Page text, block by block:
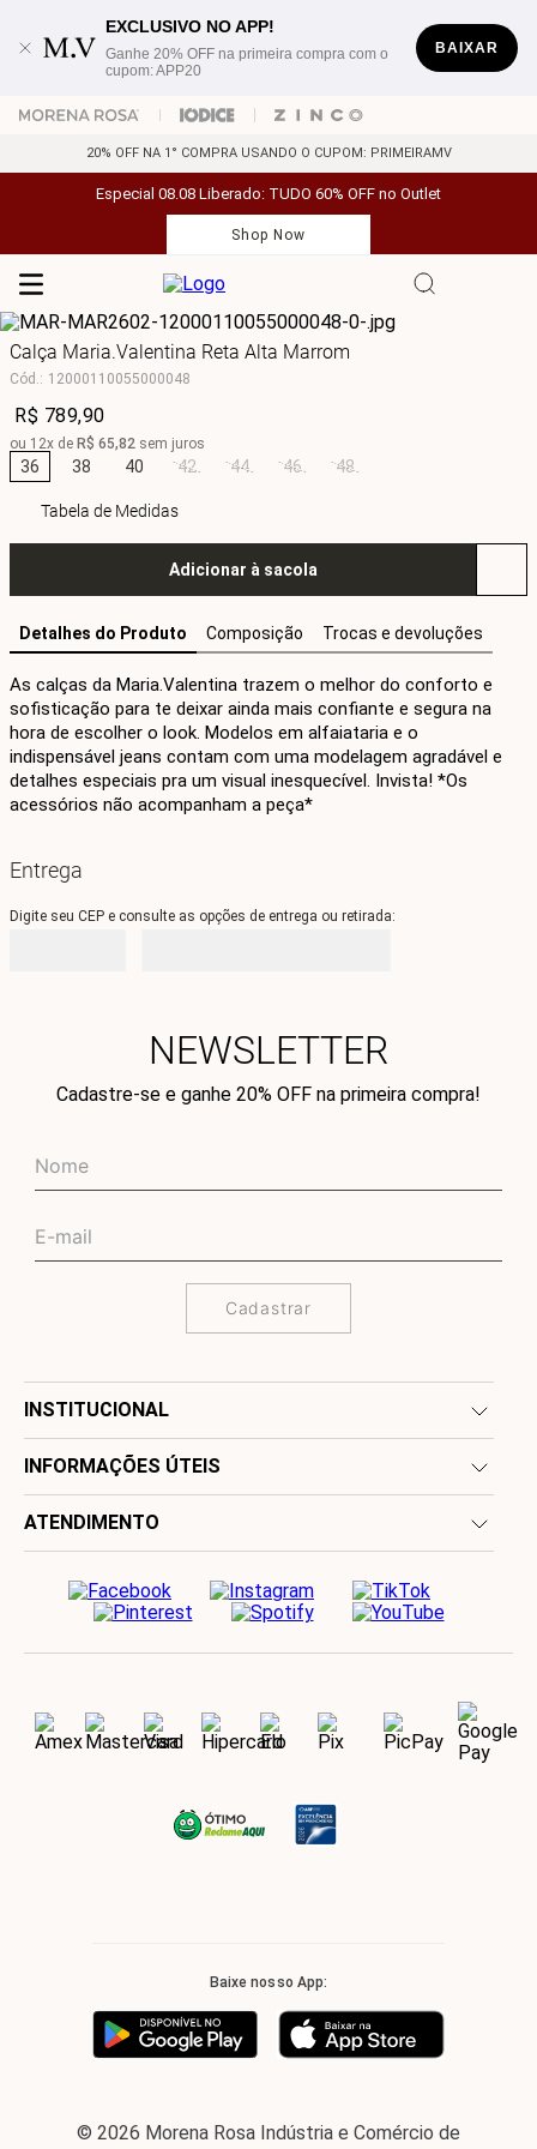
EXCLUSIVO NO APP!
Ganhe 20% OFF na primeira compra com o
cupom: APP20
BAIXAR
20% OFF NA 1° COMPRA USANDO O CUPOM: PRIMEIRAMV
Especial 08.08 Liberado: TUDO 60% OFF no Outlet
Shop Now
Calça Maria.Valentina Reta Alta Marrom
Cód.: 12000110055000048
R$ 789,90
ou 12x de R$ 65,82 sem juros
36 38 40 42 44 46 48
Tabela de Medidas
Adicionar à sacola
Detalhes do Produto Composição Trocas e devoluções
As calças da Maria.Valentina trazem o melhor do conforto e
sofisticação para te deixar ainda mais confiante e segura na
hora de escolher o look. Modelos em alfaiataria e o
indispensável jeans contam com uma modelagem agradável e
detalhes especiais pra um visual inesquecível. Invista! *Os
acessórios não acompanham a peça*
Entrega
Digite seu CEP e consulte as opções de entrega ou retirada:
NEWSLETTER
Cadastre-se e ganhe 20% OFF na primeira compra!
Cadastrar
INSTITUCIONAL
INFORMAÇÕES ÚTEIS
ATENDIMENTO
Baixe nosso App:
© 2026 Morena Rosa Indústria e Comércio de